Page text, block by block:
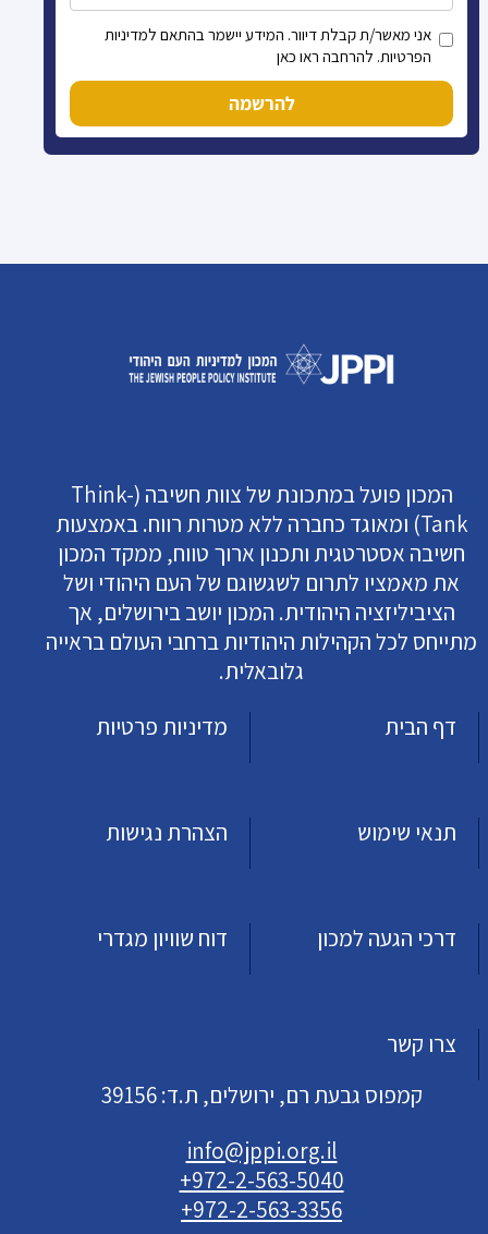
אני מאשר/ת קבלת דיוור. המידע יישמר בהתאם למדיניות
הפרטיות. להרחבה ראו כאן
להרשמה
המכון פועל במתכונת של צוות חשיבה (Think-
Tank) ומאוגד כחברה ללא מטרות רווח. באמצעות
חשיבה אסטרטגית ותכנון ארוך טווח, ממקד המכון
את מאמציו לתרום לשגשוגם של העם היהודי ושל
הציביליזציה היהודית. המכון יושב בירושלים, אך
מתייחס לכל הקהילות היהודיות ברחבי העולם בראייה
גלובאלית.
דף הבית
מדיניות פרטיות
תנאי שימוש הצהרת נגישות
דרכי הגעה למכון דוח שוויון מגדרי
צרו קשר
קמפוס גבעת רם, ירושלים, ת.ד: 39156
info@jppi.org.il
+972-2-563-5040
+972-2-563-3356